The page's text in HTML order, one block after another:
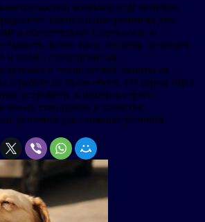
частью комплексной линейки
специальные решения для
и обеспечивает надежность и
Более того, Innodisk оснащает
и DDR5 стандартными
и технологией защиты от
в работе не было сбоев. От серии PRO
устройств, компания строго
стандартов и качества,
решения для сложных условий.